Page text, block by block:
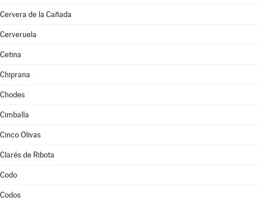
Cervera de la Cañada
Cerveruela
Cetina
Chiprana
Chodes
Cimballa
Cinco Olivas
Clarés de Ribota
Codo
Codos